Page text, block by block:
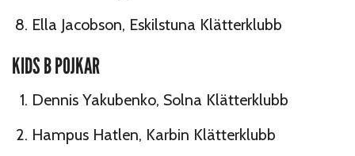
Ella Jacobson, Eskilstuna Klätterklubb
KIDS B POJKAR
Dennis Yakubenko, Solna Klätterklubb
Hampus Hatlen, Karbin Klätterklubb